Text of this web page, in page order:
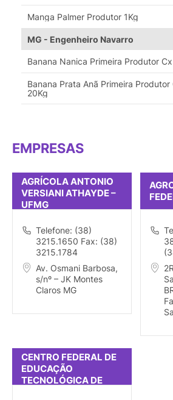
Manga Palmer Produtor 1Kg
MG - Engenheiro Navarro
Banana Nanica Primeira Produtor
Banana Prata Anã Primeira Produtor
20Kg
EMPRESAS
AGRÍCOLA ANTONIO
VERSIANI ATHAYDE –
UFMG
Telefone: (38)
3215.1650 Fax: (38)
3215.1784
Av. Osmani Barbosa,
s/nº – JK Montes
Claros MG
CENTRO FEDERAL DE
EDUCAÇÃO
TECNOLÓGICA DE